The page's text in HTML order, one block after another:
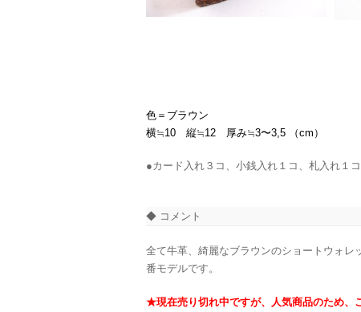
色＝ブラウン
横≒10 縦≒12 厚み≒3〜3,5 （cm）
●カード入れ３コ、小銭入れ１コ、札入れ１
◆ コメント
全て牛革、綺麗なブラウンのショートウォ
番モデルです。
★現在売り切れ中ですが、人気商品のため